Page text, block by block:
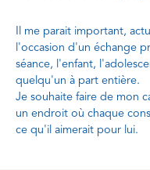
Il me parait important,
l'occasion d'un échange
séance, l'enfant,
quelqu'un à part entière.
Je souhaite faire de mon
un endroit où chaque
ce qu'il aimerait pour lui.